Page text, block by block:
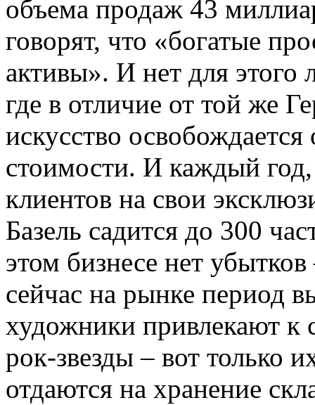
объема продаж 43
говорят, что «богатые
активы». И нет для
где в отличие от той же
искусство
стоимости. И каждый
клиентов на свои
Базель садится до 300
этом бизнесе нет
сейчас на рынке период
художники привлекают к
рок-звезды – вот только
отдаются на хранение